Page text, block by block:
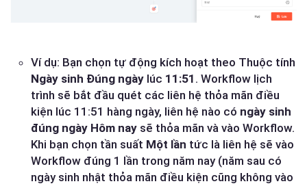
Ví dụ: Bạn chọn tự động kích hoạt theo Thuộc tính
Ngày sinh Đúng ngày lúc 11:51 . Workflow lịch
trình sẽ bắt đầu quét các liên hệ thỏa mãn điều
kiện lúc 11:51 hàng ngày, liên hệ nào có ngày sinh
đúng ngày Hôm nay sẽ thỏa mãn và vào Workflow.
Khi bạn chọn tần suất Một lần tức là liên hệ sẽ vào
Workflow đúng 1 lần trong năm nay (năm sau có
ngày sinh nhật thỏa mãn điều kiện cũng không vào